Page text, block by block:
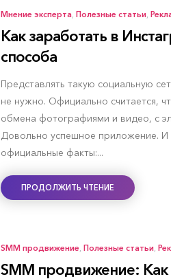
Мнение эксперта, Полезные статьи,
Как заработать в
способа
Представлять такую социальную
не нужно. Официально считается,
обмена фотографиями и видео, с
Довольно успешное приложение. И
официальные факты:...
ПРОДОЛЖИТЬ ЧТЕНИЕ
SMM продвижение, Полезные статьи,
SMM продвижение: Как